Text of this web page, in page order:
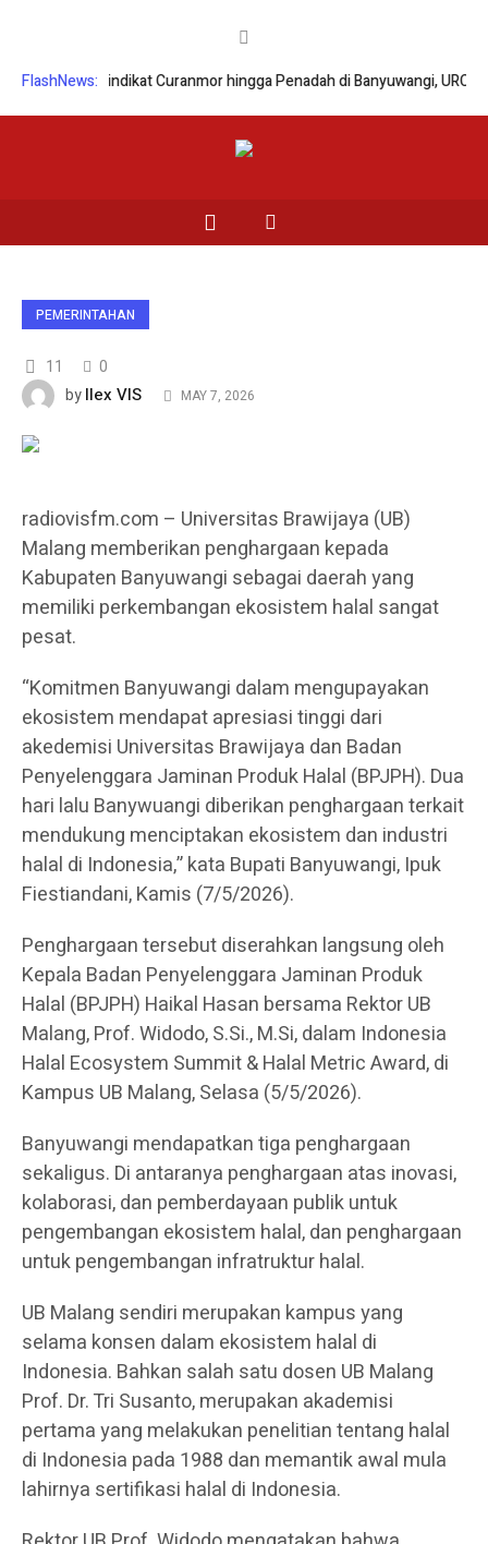
FlashNews:
Sindikat Curanmor hingga Penadah di Banyuwangi, URC Macan
PEMERINTAHAN
11
0
byIlex VIS MAY 7, 2026
radiovisfm.com – Universitas Brawijaya (UB)
Malang memberikan penghargaan kepada
Kabupaten Banyuwangi sebagai daerah yang
memiliki perkembangan ekosistem halal sangat
pesat.
“Komitmen Banyuwangi dalam mengupayakan
ekosistem mendapat apresiasi tinggi dari
akedemisi Universitas Brawijaya dan Badan
Penyelenggara Jaminan Produk Halal (BPJPH). Dua
hari lalu Banywuangi diberikan penghargaan terkait
mendukung menciptakan ekosistem dan industri
halal di Indonesia,” kata Bupati Banyuwangi, Ipuk
Fiestiandani, Kamis (7/5/2026).
Penghargaan tersebut diserahkan langsung oleh
Kepala Badan Penyelenggara Jaminan Produk
Halal (BPJPH) Haikal Hasan bersama Rektor UB
Malang, Prof. Widodo, S.Si., M.Si, dalam Indonesia
Halal Ecosystem Summit & Halal Metric Award, di
Kampus UB Malang, Selasa (5/5/2026).
Banyuwangi mendapatkan tiga penghargaan
sekaligus. Di antaranya penghargaan atas inovasi,
kolaborasi, dan pemberdayaan publik untuk
pengembangan ekosistem halal, dan penghargaan
untuk pengembangan infratruktur halal.
UB Malang sendiri merupakan kampus yang
selama konsen dalam ekosistem halal di
Indonesia. Bahkan salah satu dosen UB Malang
Prof. Dr. Tri Susanto, merupakan akademisi
pertama yang melakukan penelitian tentang halal
di Indonesia pada 1988 dan memantik awal mula
lahirnya sertifikasi halal di Indonesia.